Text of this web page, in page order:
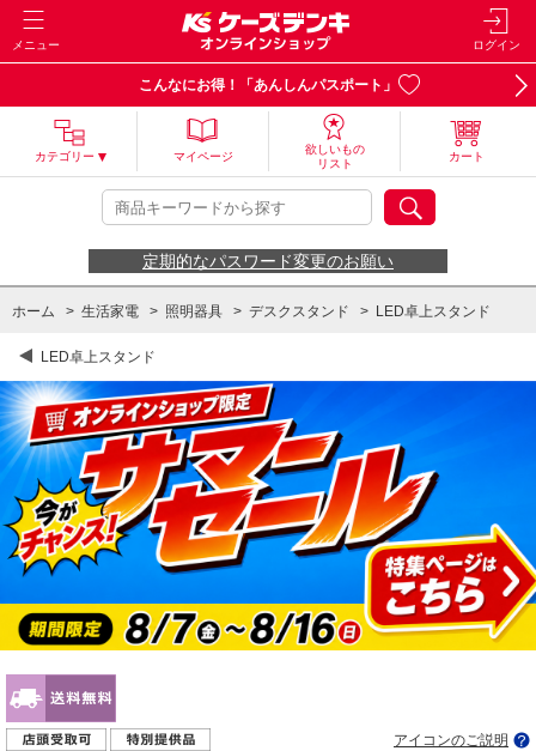
メニュー ログイン
こんなにお得！「あんしんパスポート」
カテゴリー マイページ
欲しいもの
リスト
カート
定期的なパスワード変更のお願い
ホーム > 生活家電 > 照明器具 > デスクスタンド > LED卓上スタンド
LED卓上スタンド
アイコンのご説明